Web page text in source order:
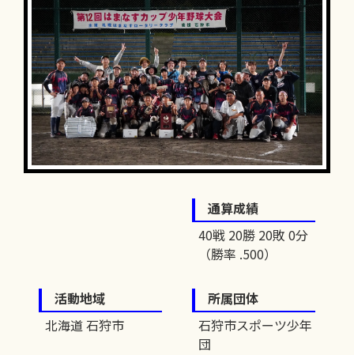
通算成績
40戦 20勝 20敗 0分
（勝率 .500）
活動地域
北海道 石狩市
所属団体
石狩市スポーツ少年
団